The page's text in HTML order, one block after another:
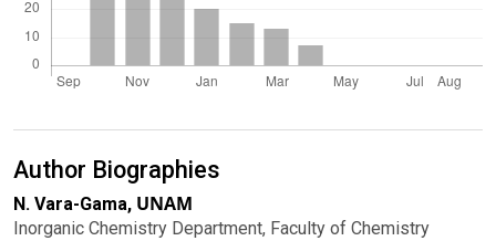
Author Biographies
N. Vara-Gama, UNAM
Inorganic Chemistry Department, Faculty of Chemistry